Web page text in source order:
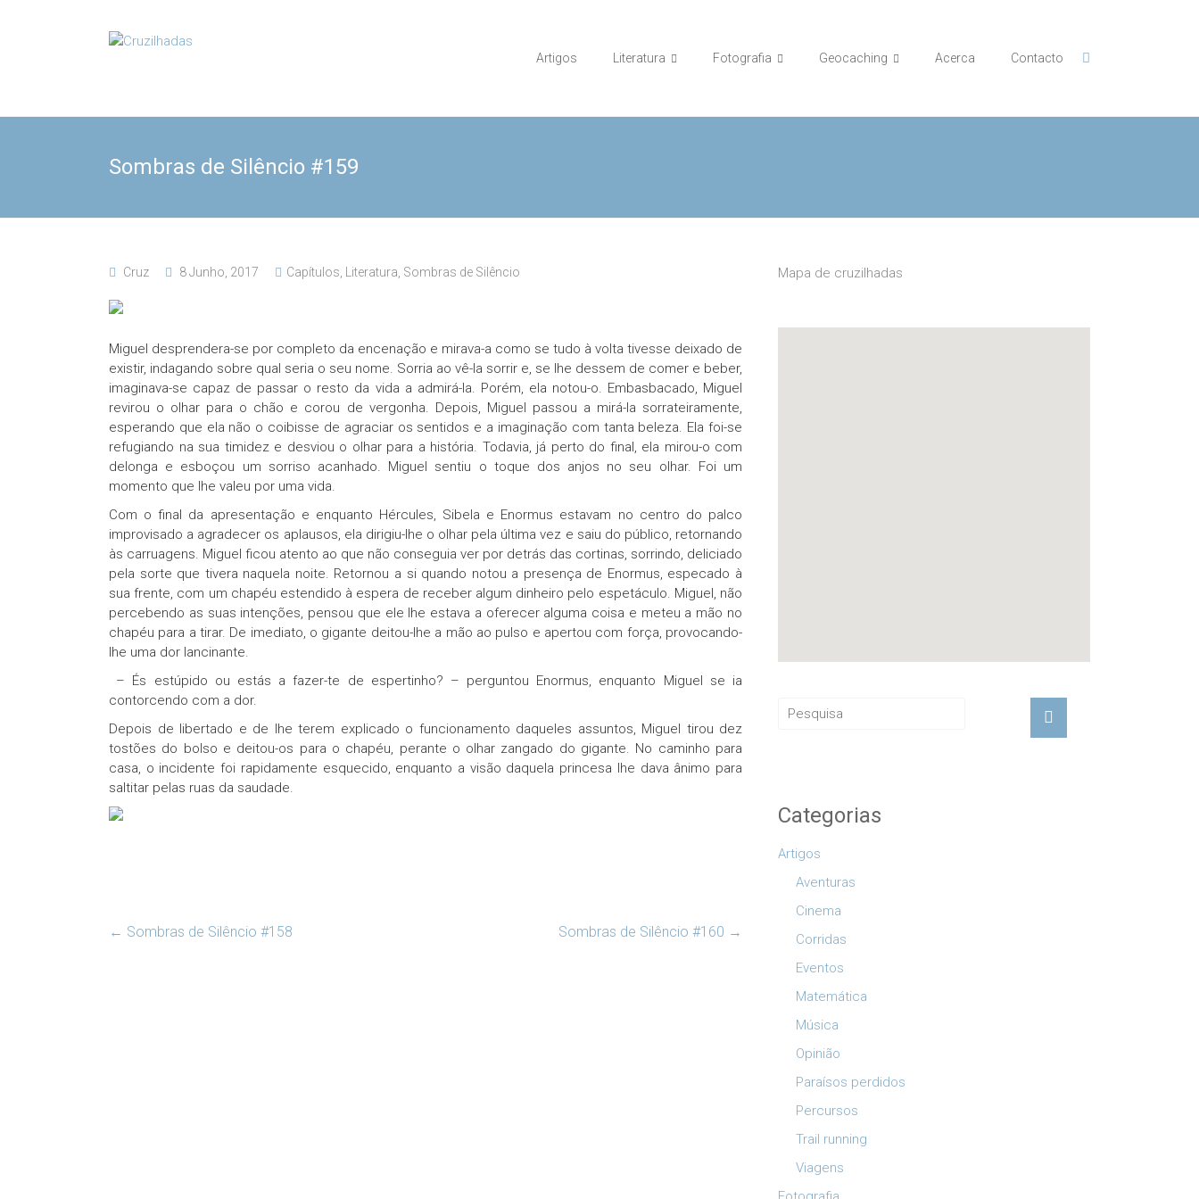
Cruzilhadas Artigos Literatura Fotografia Geocaching Acerca Contacto
Sombras de Silêncio #159
Cruz 8 Junho, 2017 Capítulos Literatura Sombras de Silêncio
Miguel desprendera-se por completo da encenação e mirava-a como se tudo à volta tivesse deixado de
existir, indagando sobre qual seria o seu nome. Sorria ao vê-la sorrir e, se lhe dessem de comer e beber,
imaginava-se capaz de passar o resto da vida a admirá-la. Porém, ela notou-o. Embasbacado, Miguel
revirou o olhar para o chão e corou de vergonha. Depois, Miguel passou a mirá-la sorrateiramente,
esperando que ela não o coibisse de agraciar os sentidos e a imaginação com tanta beleza. Ela foi-se
refugiando na sua timidez e desviou o olhar para a história. Todavia, já perto do final, ela mirou-o com
delonga e esboçou um sorriso acanhado. Miguel sentiu o toque dos anjos no seu olhar. Foi um
momento que lhe valeu por uma vida.
Com o final da apresentação e enquanto Hércules, Sibela e Enormus estavam no centro do palco
improvisado a agradecer os aplausos, ela dirigiu-lhe o olhar pela última vez e saiu do público, retornando
às carruagens. Miguel ficou atento ao que não conseguia ver por detrás das cortinas, sorrindo, deliciado
pela sorte que tivera naquela noite. Retornou a si quando notou a presença de Enormus, especado à
sua frente, com um chapéu estendido à espera de receber algum dinheiro pelo espetáculo. Miguel, não
percebendo as suas intenções, pensou que ele lhe estava a oferecer alguma coisa e meteu a mão no
chapéu para a tirar. De imediato, o gigante deitou-lhe a mão ao pulso e apertou com força, provocando-
lhe uma dor lancinante.
– És estúpido ou estás a fazer-te de espertinho? – perguntou Enormus, enquanto Miguel se ia
contorcendo com a dor.
Depois de libertado e de lhe terem explicado o funcionamento daqueles assuntos, Miguel tirou dez
tostões do bolso e deitou-os para o chapéu, perante o olhar zangado do gigante. No caminho para
casa, o incidente foi rapidamente esquecido, enquanto a visão daquela princesa lhe dava ânimo para
saltitar pelas ruas da saudade.
← Sombras de Silêncio #158 Sombras de Silêncio #160 →
Mapa de cruzilhadas
Categorias
Artigos
Aventuras
Cinema
Corridas
Eventos
Matemática
Música
Opinião
Paraísos perdidos
Percursos
Trail running
Viagens